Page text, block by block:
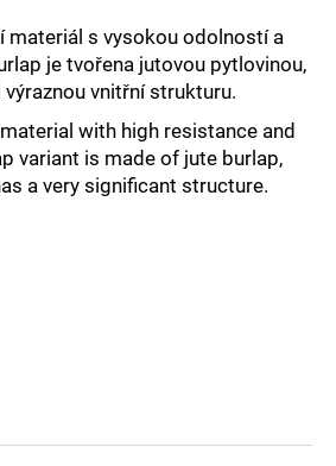
materiál s vysokou odolností a
je tvořena jutovou pytlovinou,
vnitřní strukturu.
with high resistance and
variant is made of jute burlap,
a very significant structure.